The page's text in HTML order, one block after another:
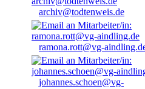
archiv@todtenweis.de
ramona.rott@vg-
johannes.schoen@vg-